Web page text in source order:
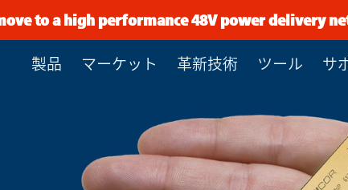
to a high performance 48V power delivery
製品 マーケット 革新技術 ツール サ